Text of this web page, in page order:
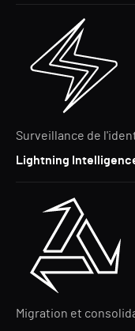
Surveillance de
Lightning
Migration et